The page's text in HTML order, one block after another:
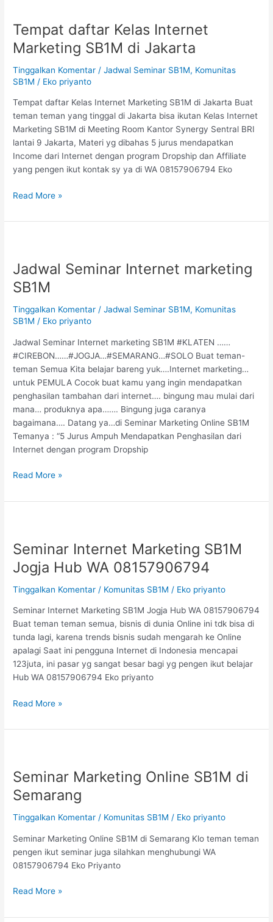
Tempat daftar Kelas Internet
Marketing SB1M di Jakarta
Tinggalkan Komentar /Jadwal Seminar SB1M, Komunitas
SB1M / Eko priyanto
Tempat daftar Kelas Internet Marketing SB1M di Jakarta Buat
teman teman yang tinggal di Jakarta bisa ikutan Kelas Internet
Marketing SB1M di Meeting Room Kantor Synergy Sentral BRI
lantai 9 Jakarta, Materi yg dibahas 5 jurus mendapatkan
Income dari Internet dengan program Dropship dan Affiliate
yang pengen ikut kontak sy ya di WA 08157906794 Eko
Kelas
Internet
Marketing
SB1M
di
Read More »
Jadwal Seminar Internet marketing
SB1M
Tinggalkan Komentar /Jadwal Seminar SB1M, Komunitas
SB1M / Eko priyanto
Jadwal Seminar Internet marketing SB1M #KLATEN ……
#CIREBON……#JOGJA…#SEMARANG…#SOLO Buat teman-
teman Semua Kita belajar bareng yuk….Internet marketing…
untuk PEMULA Cocok buat kamu yang ingin mendapatkan
penghasilan tambahan dari internet…. bingung mau mulai dari
mana… produknya apa……. Bingung juga caranya
bagaimana…. Datang ya…di Seminar Marketing Online SB1M
Temanya : “5 Jurus Ampuh Mendapatkan Penghasilan dari
Internet dengan program Dropship
Internet
marketing
SB1M
Read More »
Seminar Internet Marketing SB1M
Jogja Hub WA 08157906794
Tinggalkan Komentar / Komunitas SB1M / Eko priyanto
Seminar Internet Marketing SB1M Jogja Hub WA 08157906794
Buat teman teman semua, bisnis di dunia Online ini tdk bisa di
tunda lagi, karena trends bisnis sudah mengarah ke Online
apalagi Saat ini pengguna Internet di Indonesia mencapai
123juta, ini pasar yg sangat besar bagi yg pengen ikut belajar
Hub WA 08157906794 Eko priyanto
Marketing
SB1M
Jogja
Hub
08157906794
Read More »
Seminar Marketing Online SB1M di
Semarang
Tinggalkan Komentar / Komunitas SB1M / Eko priyanto
Seminar Marketing Online SB1M di Semarang Klo teman teman
pengen ikut seminar juga silahkan menghubungi WA
08157906794 Eko Priyanto
Online
SB1M
di
Semarang
Read More »